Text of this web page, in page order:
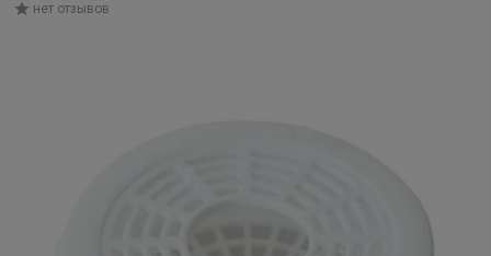
нет отзывов